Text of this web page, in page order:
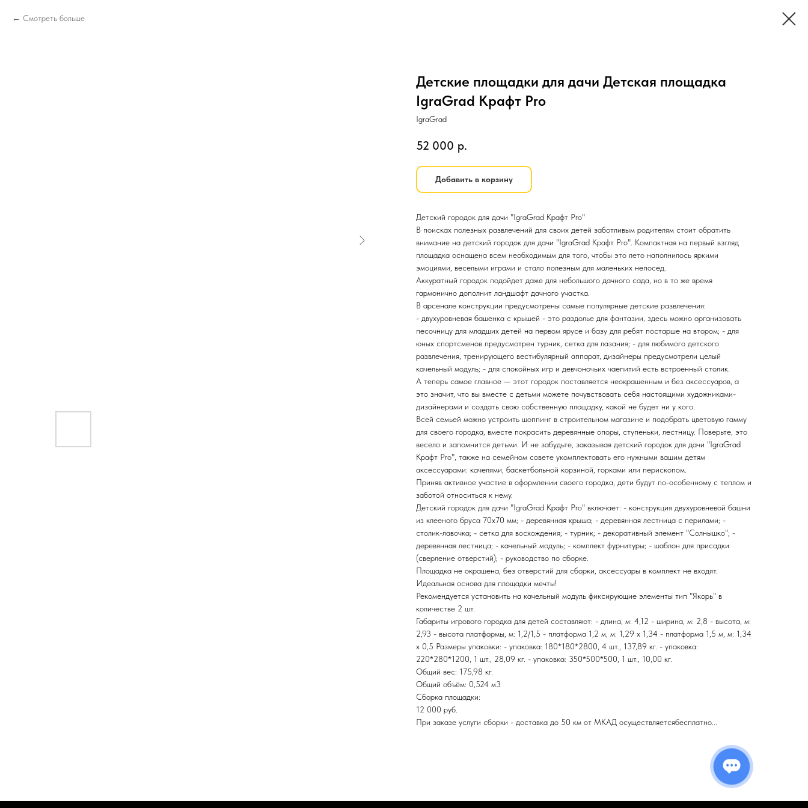
Смотреть больше
Детские площадки для дачи Детская площадка
IgraGrad Крафт Pro
IgraGrad
52 000 р.
Добавить в корзину
Детский городок для дачи "IgraGrad Крафт Pro"
В поисках полезных развлечений для своих детей заботливым родителям стоит обратить
внимание на детский городок для дачи "IgraGrad Крафт Pro". Компактная на первый взгляд
площадка оснащена всем необходимым для того, чтобы это лето наполнилось яркими
эмоциями, веселыми играми и стало полезным для маленьких непосед.
Аккуратный городок подойдет даже для небольшого дачного сада, но в то же время
гармонично дополнит ландшафт дачного участка.
В арсенале конструкции предусмотрены самые популярные детские развлечения:
- двухуровневая башенка с крышей - это раздолье для фантазии, здесь можно организовать
песочницу для младших детей на первом ярусе и базу для ребят постарше на втором; - для
юных спортсменов предусмотрен турник, сетка для лазания; - для любимого детского
развлечения, тренирующего вестибулярный аппарат, дизайнеры предусмотрели целый
качельный модуль; - для спокойных игр и девчоночьих чаепитий есть встроенный столик.
А теперь самое главное — этот городок поставляется неокрашенным и без аксессуаров, а
это значит, что вы вместе с детьми можете почувствовать себя настоящими художниками-
дизайнерами и создать свою собственную площадку, какой не будет ни у кого.
Всей семьей можно устроить шоппинг в строительном магазине и подобрать цветовую гамму
для своего городка, вместе покрасить деревянные опоры, ступеньки, лестницу. Поверьте, это
весело и запомнится детьми. И не забудьте, заказывая детский городок для дачи "IgraGrad
Крафт Pro", также на семейном совете укомплектовать его нужными вашим детям
аксессуарами: качелями, баскетбольной корзиной, горками или перископом.
Приняв активное участие в оформлении своего городка, дети будут по-особенному с теплом и
заботой относиться к нему.
Детский городок для дачи "IgraGrad Крафт Pro" включает: - конструкция двухуровневой башни
из клееного бруса 70х70 мм; - деревянная крыша; - деревянная лестница с перилами; -
столик-лавочка; - сетка для восхождения; - турник; - декоративный элемент "Солнышко"; -
деревянная лестница; - качельный модуль; - комплект фурнитуры; - шаблон для присадки
(сверление отверстий); - руководство по сборке.
Площадка не окрашена, без отверстий для сборки, аксессуары в комплект не входят.
Идеальная основа для площадки мечты!
Рекомендуется установить на качельный модуль фиксирующие элементы тип "Якорь" в
количестве 2 шт.
Габариты игрового городка для детей составляют: - длина, м: 4,12 - ширина, м: 2,8 - высота, м:
2,93 - высота платформы, м: 1,2/1,5 - платформа 1,2 м, м: 1,29 x 1,34 - платформа 1,5 м, м: 1,34
x 0,5 Размеры упаковки: - упаковка: 180*180*2800, 4 шт., 137,89 кг. - упаковка:
220*280*1200, 1 шт., 28,09 кг. - упаковка: 350*500*500, 1 шт., 10,00 кг.
Общий вес: 175,98 кг.
Общий объём: 0,524 м3
Сборка площадки:
12 000 руб.
При заказе услуги сборки - доставка до 50 км от МКАД осуществляетсябесплатно...